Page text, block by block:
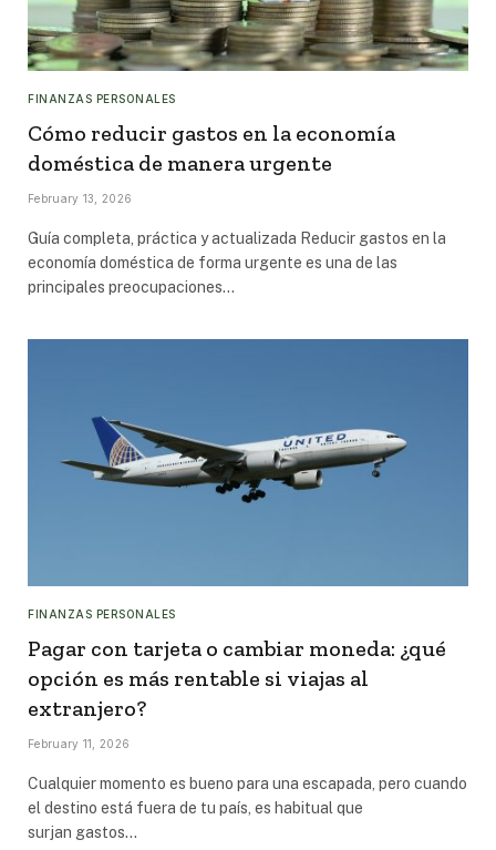
FINANZAS PERSONALES
Cómo reducir gastos en la economía
doméstica de manera urgente
February 13, 2026
Guía completa, práctica y actualizada Reducir gastos en la
economía doméstica de forma urgente es una de las
principales preocupaciones…
FINANZAS PERSONALES
Pagar con tarjeta o cambiar moneda: ¿qué
opción es más rentable si viajas al
extranjero?
February 11, 2026
Cualquier momento es bueno para una escapada, pero cuando
el destino está fuera de tu país, es habitual que
surjan gastos…